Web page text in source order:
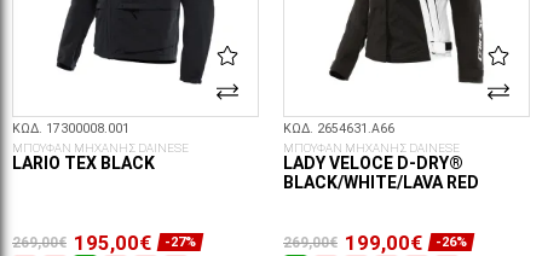
ΚΩΔ. 17300008.001
ΜΠΟΥΦΑΝ ΜΗΧΑΝΗΣ DAINESE
LARIO TEX BLACK
269,00€ 195,00€ -27%
ΚΩΔ. 2654631.A66
ΜΠΟΥΦΑΝ ΜΗΧΑΝΗΣ DAINESE
LADY VELOCE D-DRY®
BLACK/WHITE/LAVA RED
269,00€ 199,00€ -26%